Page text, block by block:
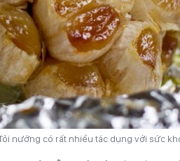
nướng có rất nhiều tác dụng với sức